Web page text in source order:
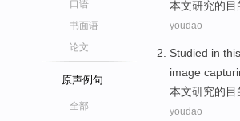
口语
书面语
论文
原声例句
全部
本文研究的目
youdao
Studied in
image
本文研究的目
youdao